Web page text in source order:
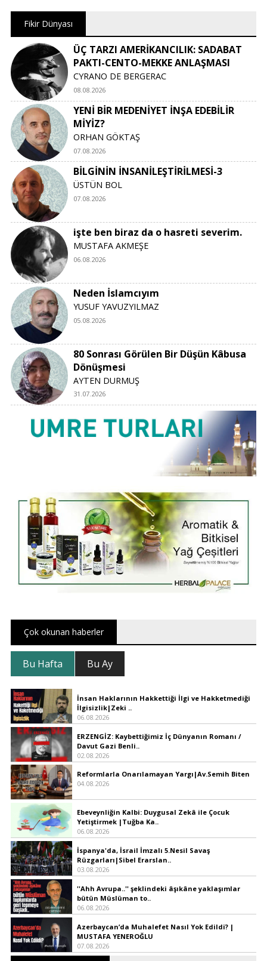
Fikir Dünyası
ÜÇ TARZI AMERİKANCILIK: SADABAT
PAKTI-CENTO-MEKKE ANLAŞMASI
CYRANO DE BERGERAC
08.08.2026
YENİ BİR MEDENİYET İNŞA EDEBİLİR
MİYİZ?
ORHAN GÖKTAŞ
07.08.2026
BİLGİNİN İNSANİLEŞTİRİLMESİ-3
ÜSTÜN BOL
07.08.2026
işte ben biraz da o hasreti severim.
MUSTAFA AKMEŞE
06.08.2026
Neden İslamcıyım
YUSUF YAVUZYILMAZ
05.08.2026
80 Sonrası Görülen Bir Düşün Kâbusa
Dönüşmesi
AYTEN DURMUŞ
31.07.2026
Çok okunan haberler
Bu Hafta Bu Ay
İnsan Haklarının Hakkettiği İlgi ve Hakketmediği
İlgisizlik|Zeki ..
06.08.2026
ERZENGİZ: Kaybettiğimiz İç Dünyanın Romanı /
Davut Gazi Benli..
02.08.2026
Reformlarla Onarılamayan Yargı|Av.Semih Biten
04.08.2026
Ebeveynliğin Kalbi: Duygusal Zekâ ile Çocuk
Yetiştirmek |Tuğba Ka..
06.08.2026
İspanya'da, İsrail İmzalı 5.Nesil Savaş
Rüzgarları|Sibel Erarslan..
03.08.2026
''Ahh Avrupa..'' şeklindeki âşıkâne yaklaşımlar
bütün Müslüman to..
06.08.2026
Azerbaycan’da Muhalefet Nasıl Yok Edildi? |
MUSTAFA YENEROĞLU
07.08.2026